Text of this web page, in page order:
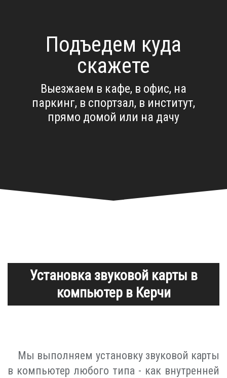
Подъедем куда
скажете
Выезжаем в кафе, в офис, на
паркинг, в спортзал, в институт,
прямо домой или на дачу
Установка звуковой карты в
компьютер в Керчи
Мы выполняем установку звуковой карты
в компьютер любого типа - как внутренней